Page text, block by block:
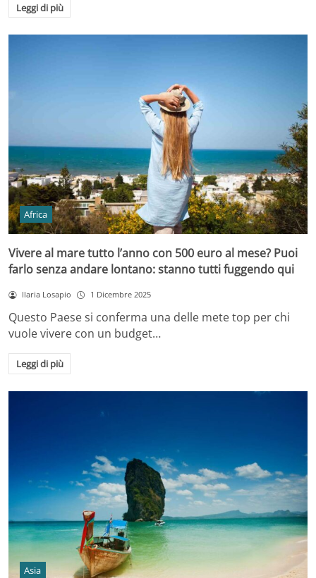
Leggi di più
Africa
Vivere al mare tutto l’anno con 500 euro al mese? Puoi
farlo senza andare lontano: stanno tutti fuggendo qui
Ilaria Losapio 1 Dicembre 2025
Questo Paese si conferma una delle mete top per chi
vuole vivere con un budget…
Leggi di più
Asia